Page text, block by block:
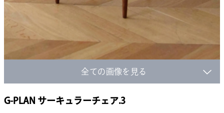
全ての画像を見る
G-PLAN サーキュラーチェア.3